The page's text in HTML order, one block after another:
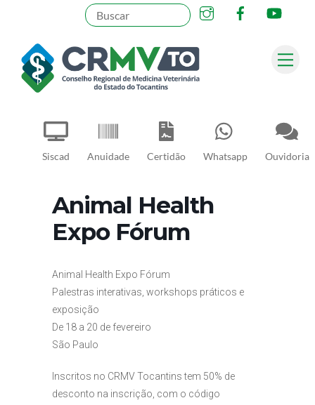
content
Siscad Anuidade Certidão Whatsapp Ouvidoria
InstagramFacebook
Pesquisar
Animal Health
Expo Fórum
Animal Health Expo Fórum
Palestras interativas, workshops práticos e
exposição
De 18 a 20 de fevereiro
São Paulo
Inscritos no CRMV Tocantins tem 50% de
desconto na inscrição, com o código